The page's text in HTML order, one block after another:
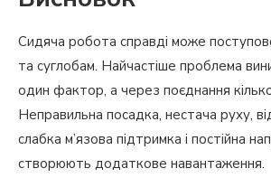
Сидяча робота справді може
та суглобам. Найчастіше проблема
один фактор, а через поєднання
Неправильна посадка, нестача руху,
слабка м’язова підтримка і постійна
створюють додаткове навантаження.